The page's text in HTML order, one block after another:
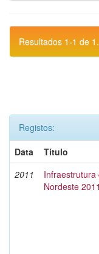
Resultados 1-1 de 1.
Registos:
Data
Título
2011
Nordeste 2011